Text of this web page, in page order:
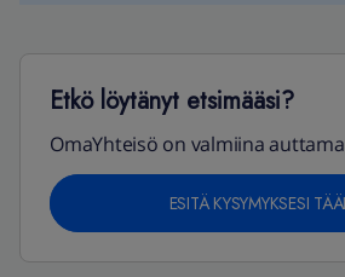
Etkö löytänyt etsimääsi?
OmaYhteisö on valmiina
ESITÄ KYSYMYKSESI